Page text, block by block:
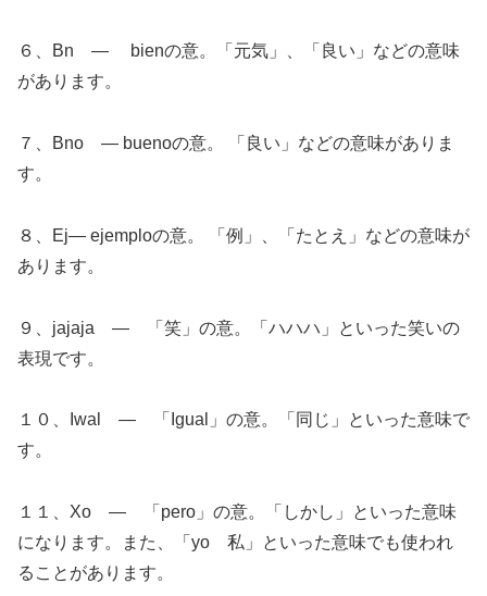
６、Bn ― bienの意。「元気」、「良い」などの意味
があります。
７、Bno ― buenoの意。 「良い」などの意味がありま
す。
８、Ej― ejemploの意。 「例」、「たとえ」などの意味が
あります。
９、jajaja ― 「笑」の意。「ハハハ」といった笑いの
表現です。
１０、Iwal ― 「Igual」の意。「同じ」といった意味で
す。
１１、Xo ― 「pero」の意。「しかし」といった意味
になります。また、「yo 私」といった意味でも使われ
ることがあります。